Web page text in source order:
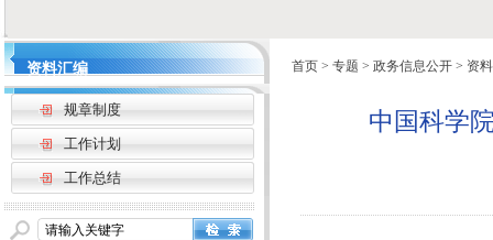
资料汇编
规章制度
工作计划
工作总结
首页 > 专题 > 政务信息公开 > 资
中国科学